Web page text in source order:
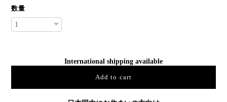
数量
International shipping available
Add to cart